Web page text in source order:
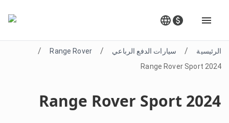
الرئيسية / سيارات الدفع الرباعي /
Range Rover
/
Range Rover Sport 2024
Range Rover Sport 2024